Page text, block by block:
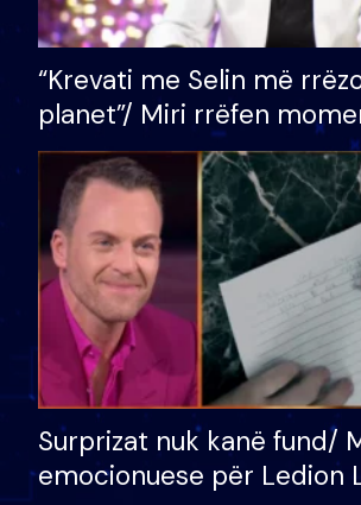
“Krevati me Selin më
planet”/ Miri rrëfen
bukura në shtëpinë e BB
mungojë zilja e mëngjesit
Surprizat nuk kanë fund/
emocionuese për Ledion